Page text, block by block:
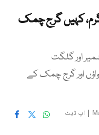
کہیں گرج چمک
اور گلگت
اور گرج چمک کے
| اپ ڈیٹ